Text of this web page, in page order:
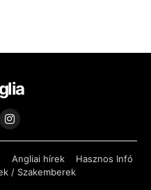
Angliai hírek
Hasznos Infó
/ Szakemberek